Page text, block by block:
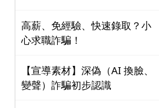
高薪、免經驗、快速錄取？小
心求職詐騙！
【宣導素材】深偽（AI 換臉、
變聲）詐騙初步認識